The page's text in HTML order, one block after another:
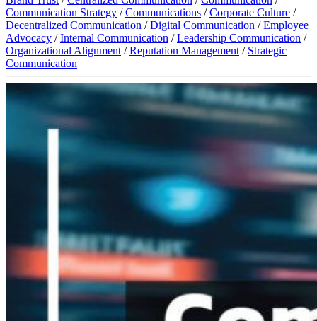
Communication Strategy /Communications /Corporate Culture /
Decentralized Communication /Digital Communication /Employee
Advocacy /Internal Communication /Leadership Communication /
Organizational Alignment /Reputation Management / Strategic
Communication